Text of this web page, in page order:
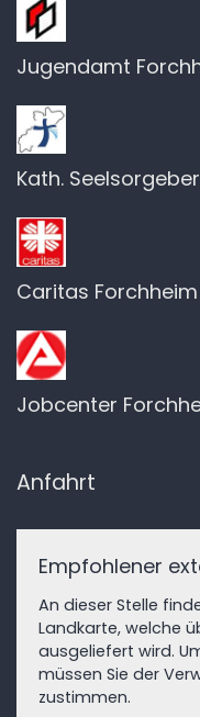
Jugendamt
Kath.
Caritas Forchheim
Jobcenter
Anfahrt
Empfohlener
An dieser Stelle
Landkarte, welche
ausgeliefert wird.
müssen Sie der
zustimmen.